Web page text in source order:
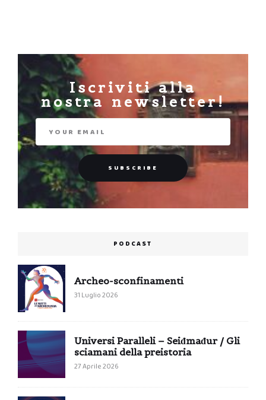
Iscriviti alla
nostra newsletter!
PODCAST
Archeo-sconfinamenti
31 Luglio 2026
Universi Paralleli – Seiđmađur / Gli
sciamani della preistoria
27 Aprile 2026